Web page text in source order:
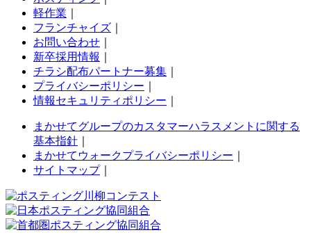
軽作業
フランチャイズ
お問い合わせ
新卒採用情報
チラシ配布パートナー募集
プライバシーポリシー
情報セキュリティポリシー
まかせてグループのカスタマーハラスメントに関する
基本指針
まかせてウォークプライバシーポリシー
サイトマップ｜